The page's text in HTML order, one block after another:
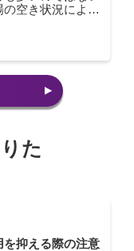
空き状況によっ
説していきま
ださい。
た
抑える際の注意